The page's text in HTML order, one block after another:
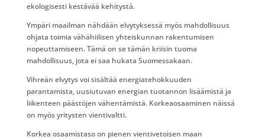
ekologisesti kestävää kehitystä.
Ympäri maailman nähdään elvytyksessä myös mahdollisuus
ohjata toimia vähähiilisen yhteiskunnan rakentumisen
nopeuttamiseen. Tämä on se tämän kriisin tuoma
mahdollisuus, jota ei saa hukata Suomessakaan.
Vihreän elvytys voi sisältää energiatehokkuuden
parantamista, uusiutuvan energian tuotannon lisäämistä ja
liikenteen päästöjen vähentämistä. Korkeaosaaminen näissä
on myös yritysten vientivaltti.
Korkea osaamistaso on pienen vientivetoisen maan